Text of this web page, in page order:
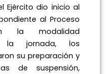
Ejército dio inicio al
al Proceso
la modalidad
la jornada, los
su preparación y
de suspensión,